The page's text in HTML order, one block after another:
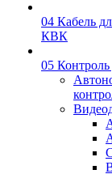
04 Кабель
КВК
05